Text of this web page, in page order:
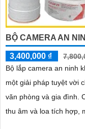
BỘ CAMERA AN
3,400,000 ₫
Bộ lắp camera an ninh
một giải pháp tuyệt vời
văn phòng và gia đình. Combo camera được trang bị khả năng
thu âm và loa tích hợp,